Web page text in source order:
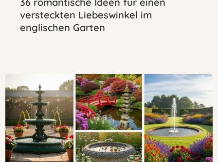
versteckten Liebeswinkel im
englischen Garten